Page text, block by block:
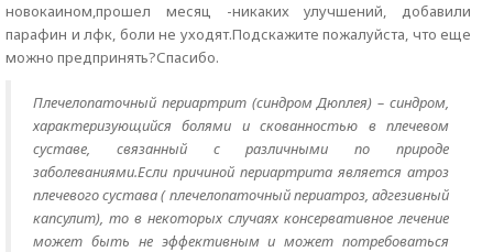
новокаином,прошел месяц -никаких улучшений, добавили
парафин и лфк, боли не уходят.Подскажите пожалуйста, что еще
можно предпринять?Спасибо.
Плечелопаточный периартрит (синдром Дюплея) – синдром,
характеризующийся болями и скованностью в плечевом
суставе, связанный с различными по природе
заболеваниями.Если причиной периартрита является атроз
плечевого сустава ( плечелопаточный периатроз, адгезивный
капсулит), то в некоторых случаях консервативное лечение
может быть не эффективным и может потребоваться